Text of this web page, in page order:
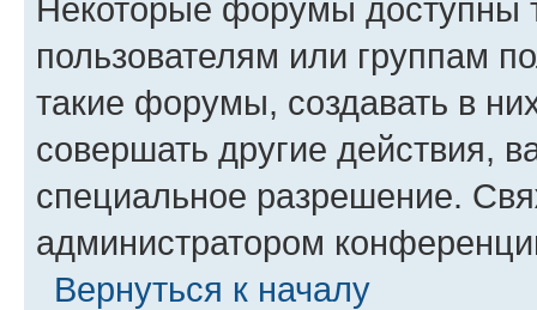
Некоторые форумы доступны
пользователям или группам
такие форумы, создавать в
совершать другие действия,
специальное разрешение.
администратором
Вернуться к началу